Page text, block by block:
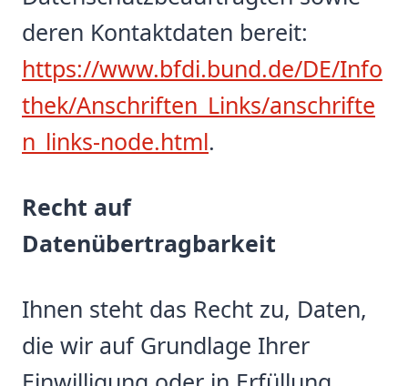
deren Kontaktdaten bereit:
https://www.bfdi.bund.de/DE/Info
thek/Anschriften_Links/anschrifte
n_links-node.html.
Recht auf
Datenübertragbarkeit
Ihnen steht das Recht zu, Daten,
die wir auf Grundlage Ihrer